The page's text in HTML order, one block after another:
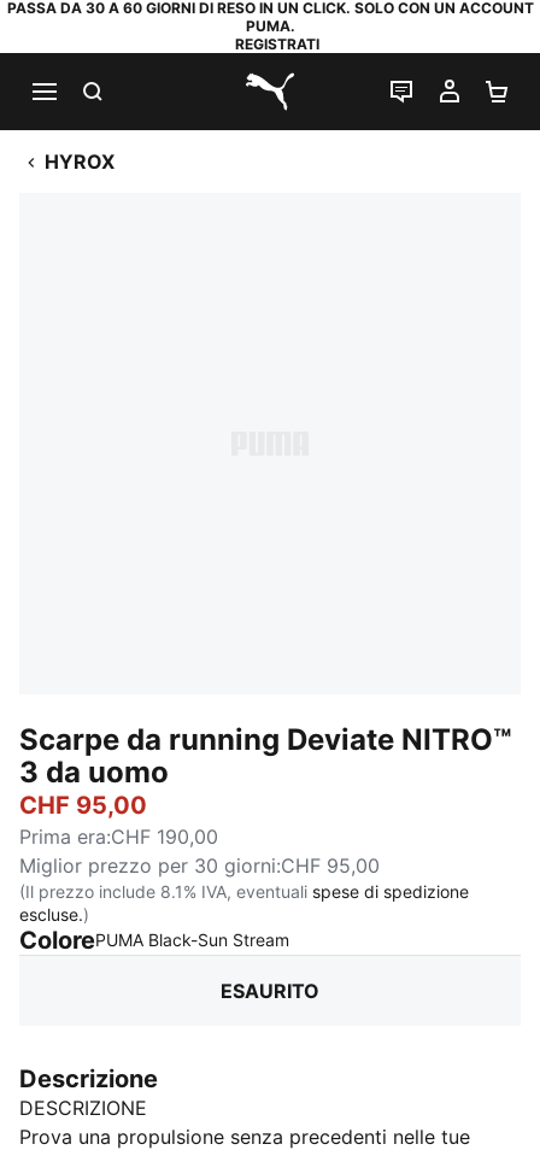
PASSA DA 30 A 60 GIORNI DI RESO IN UN CLICK. SOLO CON UN ACCOUNT
PUMA.
REGISTRATI
PUMA.com
CHAT IL MIO
HYROX
Scarpe da running Deviate NITRO™
3 da uomo
CHF 95,00
Prima era:CHF 190,00
Miglior prezzo per 30 giorni:CHF 95,00
(Il prezzo include 8.1% IVA, eventuali spese di spedizione
escluse.)
ColorePUMA Black-Sun Stream
ESAURITO
Descrizione
DESCRIZIONE
Prova una propulsione senza precedenti nelle tue